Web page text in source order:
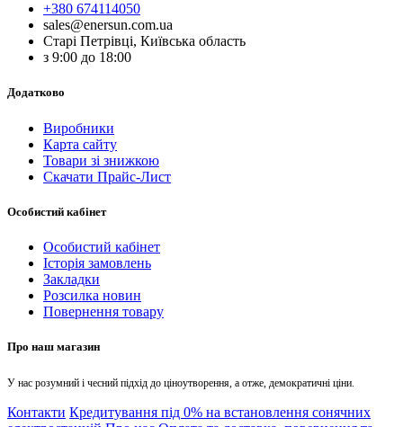
+380 674114050
sales@enersun.com.ua
Старі Петрівці, Київська область
з 9:00 до 18:00
Додатково
Виробники
Карта сайту
Товари зі знижкою
Скачати Прайс-Лист
Особистий кабінет
Особистий кабінет
Історія замовлень
Закладки
Розсилка новин
Повернення товару
Про наш магазин
У нас розумний і чесний підхід до ціноутворення, а отже, демократичні ціни.
Контакти Кредитування під 0% на встановлення сонячних